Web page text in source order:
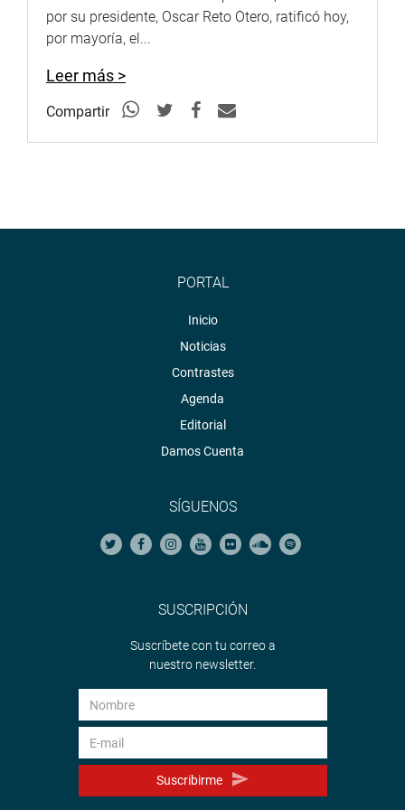
http://www4.congreso.gob.pe/fotografia.asp
por su presidente, Oscar Reto Otero, ratificó hoy,
por mayoría, el...
Leer más >
Compartir
PORTAL
Inicio
Noticias
Contrastes
Agenda
Editorial
Damos Cuenta
SÍGUENOS
SUSCRIPCIÓN
Suscríbete con tu correo a
nuestro newsletter.
Suscribirme